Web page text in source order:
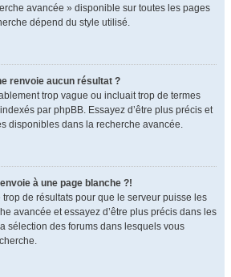
avancée » disponible sur toutes les pages
dépend du style utilisé.
renvoie aucun résultat ?
trop vague ou incluait trop de termes
par phpBB. Essayez d’être plus précis et
disponibles dans la recherche avancée.
à une page blanche ?!
de résultats pour que le serveur puisse les
avancée et essayez d’être plus précis dans les
sélection des forums dans lesquels vous